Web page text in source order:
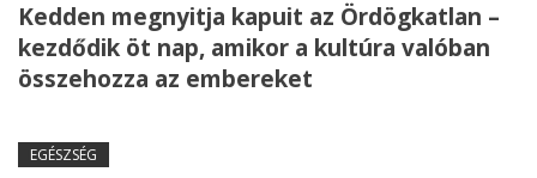
Kedden megnyitja kapuit az Ördögkatlan –
kezdődik öt nap, amikor a kultúra valóban
összehozza az embereket
EGÉSZSÉG